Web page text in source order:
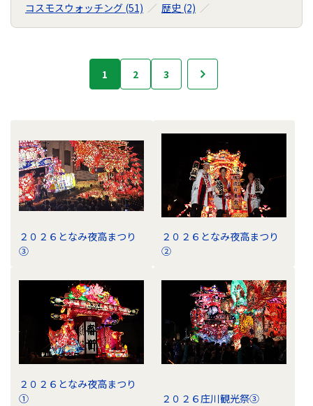
コスモスウォッチング (51)
歴史 (2)
ブ
ラ
リ
の
ナ
ー
1 2 3
２０２６となみ夜高まつり
③
２０２６となみ夜高まつり
②
２０２６となみ夜高まつり
①
２０２６庄川観光祭③